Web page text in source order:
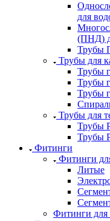
для
(ПНД)
Трубы
Трубы для
Трубы
Трубы
Трубы
Трубы для
Трубы
Трубы
Фитинги
Фитинги
Литые
Фитинги для